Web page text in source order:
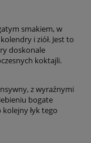
smakiem, w
i ziół. Jest to
doskonale
koktajli.
z wyraźnymi
bogate
łyk tego